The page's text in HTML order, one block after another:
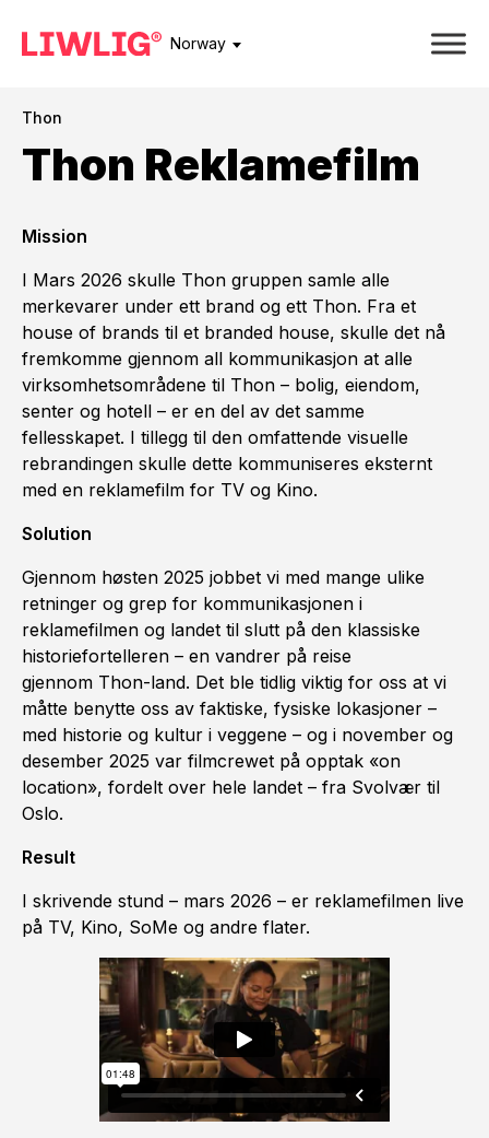
Norway
Thon
Thon Reklamefilm
Mission
I Mars 2026 skulle Thon gruppen samle alle
merkevarer under ett brand og ett Thon. Fra et
house of brands til et branded house, skulle det nå
fremkomme gjennom all kommunikasjon at alle
virksomhetsområdene til Thon – bolig, eiendom,
senter og hotell – er en del av det samme
fellesskapet. I tillegg til den omfattende visuelle
rebrandingen skulle dette kommuniseres eksternt
med en reklamefilm for TV og Kino.
Solution
Gjennom høsten 2025 jobbet vi med mange ulike
retninger og grep for kommunikasjonen i
reklamefilmen og landet til slutt på den klassiske
historiefortelleren – en vandrer på reise
gjennom Thon-land. Det ble tidlig viktig for oss at vi
måtte benytte oss av faktiske, fysiske lokasjoner –
med historie og kultur i veggene – og i november og
desember 2025 var filmcrewet på opptak «on
location», fordelt over hele landet – fra Svolvær til
Oslo.
Result
I skrivende stund – mars 2026 – er reklamefilmen live
på TV, Kino, SoMe og andre flater.